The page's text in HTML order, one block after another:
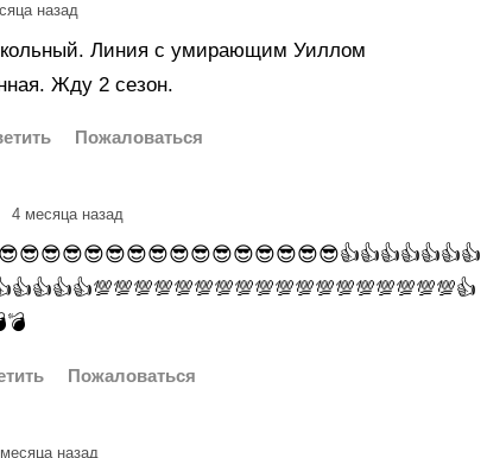
назад
Линия с умирающим Уиллом
Жду 2 сезон.
4 месяца назад
назад